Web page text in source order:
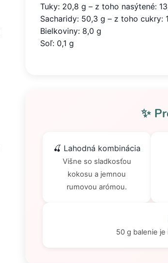
Tuky: 20,8 g – z toho nasýtené:
Sacharidy: 50,3 g – z toho cukry:
Bielkoviny: 8,0 g
Soľ: 0,1 g
✨
🍒 Lahodná kombinácia
Višne so sladkosťou
kokosu a jemnou
rumovou arómou.
50 g balenie